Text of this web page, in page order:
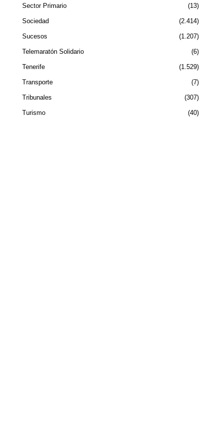
Sector Primario 13
Sociedad 2.414
Sucesos 1.207
Telemaratón Solidario 6
Tenerife 1.529
Transporte 7
Tribunales 307
Turismo 40